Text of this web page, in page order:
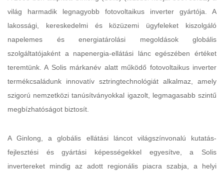
világ harmadik legnagyobb fotovoltaikus inverter gyártója. A
lakossági, kereskedelmi és közüzemi ügyfeleket kiszolgáló
napelemes és energiatárolási megoldások globális
szolgáltatójaként a napenergia-ellátási lánc egészében értéket
teremtünk. A Solis márkanév alatt működő fotovoltaikus inverter
termékcsaládunk innovatív sztringtechnológiát alkalmaz, amely
szigorú nemzetközi tanúsítványokkal igazolt, legmagasabb szintű
megbízhatóságot biztosít.
A Ginlong, a globális ellátási láncot világszínvonalú kutatás-
fejlesztési és gyártási képességekkel egyesítve, a Solis
invertereket mindig az adott regionális piacra szabja, a helyi